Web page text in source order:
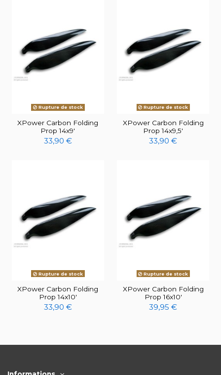
Rupture de stock
XPower Carbon Folding
Prop 14x9'
33,90 €
Rupture de stock
XPower Carbon Folding
Prop 14x9,5'
33,90 €
Rupture de stock
XPower Carbon Folding
Prop 14x10'
33,90 €
Rupture de stock
XPower Carbon Folding
Prop 16x10'
39,95 €